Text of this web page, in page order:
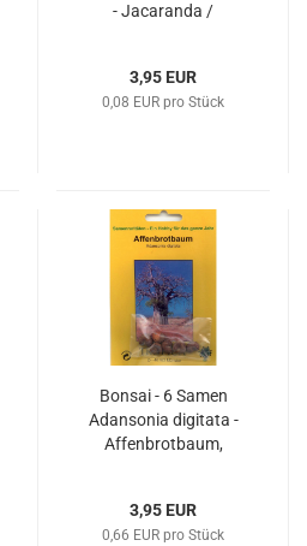
- Jacaranda /
3,95 EUR
0,08 EUR pro Stück
Bonsai - 6 Samen
Adansonia digitata -
Affenbrotbaum,
3,95 EUR
0,66 EUR pro Stück